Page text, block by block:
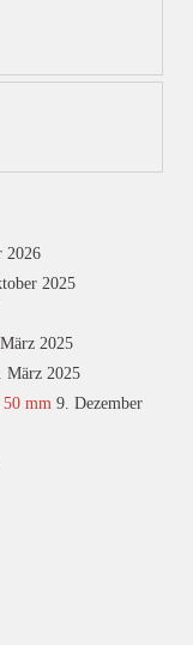
2026
2025
2025
März 2025
mm 9. Dezember